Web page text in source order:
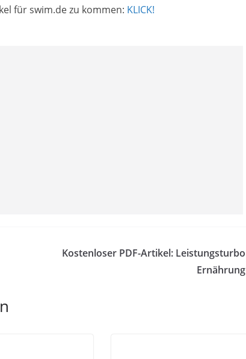
für swim.de zu kommen: KLICK!
Kostenloser PDF-Artikel: Leistungsturbo
Ernährung